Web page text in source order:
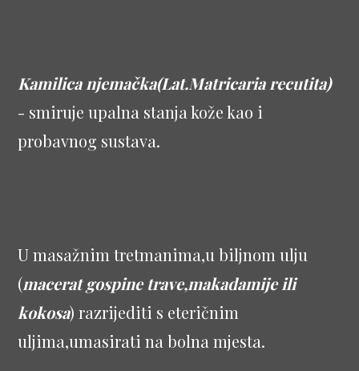
Kamilica njemačka(Lat.Matricaria recutita)
- smiruje upalna stanja kože kao i
probavnog sustava.
U masažnim tretmanima,u biljnom ulju
(macerat gospine trave,makadamije ili
kokosa) razrijediti s eteričnim
uljima,umasirati na bolna mjesta.